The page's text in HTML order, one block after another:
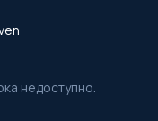
недоступно.